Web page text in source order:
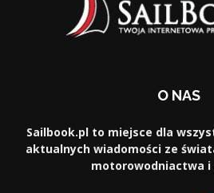
O NAS
Sailbook.pl to miejsce dla
aktualnych wiadomości ze
motorowodniactwa i